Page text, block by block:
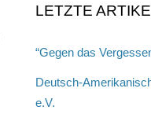
LETZTE
“Gegen das
Deutsch-
e.V.